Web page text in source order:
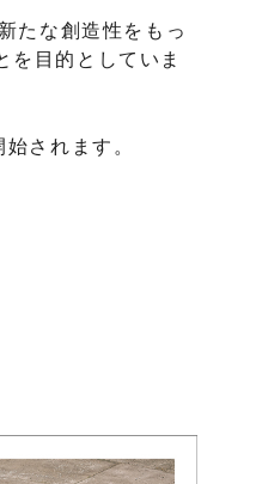
たな創造性をもっ
目的としていま
されます。